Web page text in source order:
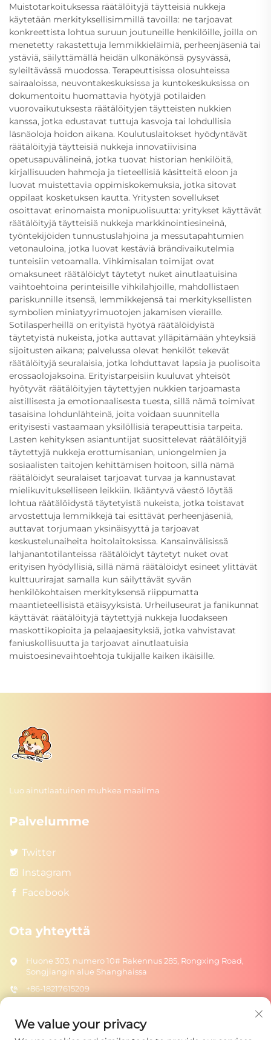
Muistotarkoituksessa räätälöityjä täytteisiä nukkeja
käytetään merkityksellisimmillä tavoilla: ne tarjoavat
konkreettista lohtua suruun joutuneille henkilöille, joilla on
menetetty rakastettuja lemmikkieläimiä, perheenjäseniä tai
ystäviä, säilyttämällä heidän ulkonäkönsä pysyvässä,
syleiltävässä muodossa. Terapeuttisissa olosuhteissa
sairaaloissa, neuvontakeskuksissa ja kuntokeskuksissa on
dokumentoitu huomattavia hyötyjä potilaiden
vuorovaikutuksesta räätälöityjen täytteisten nukkien
kanssa, jotka edustavat tuttuja kasvoja tai lohdullisia
läsnäoloja hoidon aikana. Koulutuslaitokset hyödyntävät
räätälöityjä täytteisiä nukkeja innovatiivisina
opetusapuvälineinä, jotka tuovat historian henkilöitä,
kirjallisuuden hahmoja ja tieteellisiä käsitteitä eloon ja
luovat muistettavia oppimiskokemuksia, jotka sitovat
oppilaat kosketuksen kautta. Yritysten sovellukset
osoittavat erinomaista monipuolisuutta: yritykset käyttävät
räätälöityjä täytteisiä nukkeja markkinointiesineinä,
työntekijöiden tunnustuslahjoina ja messutapahtumien
vetonauloina, jotka luovat kestäviä brändivaikutelmia
tunteisiin vetoamalla. Vihkimisalan toimijat ovat
omaksuneet räätälöidyt täytetyt nuket ainutlaatuisina
vaihtoehtoina perinteisille vihkilahjoille, mahdollistaen
pariskunnille itsensä, lemmikkejensä tai merkityksellisten
symbolien miniatyyrimuotojen jakamisen vieraille.
Sotilasperheillä on erityistä hyötyä räätälöidyistä
täytetyistä nukeista, jotka auttavat ylläpitämään yhteyksiä
sijoitusten aikana; palvelussa olevat henkilöt tekevät
räätälöityjä seuralaisia, jotka lohduttavat lapsia ja puolisoita
erossaolojaksoina. Erityistarpeisiin kuuluvat yhteisöt
hyötyvät räätälöityjen täytettyjen nukkien tarjoamasta
aistillisesta ja emotionaalisesta tuesta, sillä nämä toimivat
tasaisina lohdunlähteinä, joita voidaan suunnitella
erityisesti vastaamaan yksilöllisiä terapeuttisia tarpeita.
Lasten kehityksen asiantuntijat suosittelevat räätälöityjä
täytettyjä nukkeja erottumisanian, uniongelmien ja
sosiaalisten taitojen kehittämisen hoitoon, sillä nämä
räätälöidyt seuralaiset tarjoavat turvaa ja kannustavat
mielikuvitukselliseen leikkiin. Ikääntyvä väestö löytää
lohtua räätälöidystä täytetyistä nukeista, jotka toistavat
arvostettuja lemmikkejä tai esittävät perheenjäseniä,
auttavat torjumaan yksinäisyyttä ja tarjoavat
keskustelunaiheita hoitolaitoksissa. Kansainvälisissä
lahjanantotilanteissa räätälöidyt täytetyt nuket ovat
erityisen hyödyllisiä, sillä nämä räätälöidyt esineet ylittävät
kulttuurirajat samalla kun säilyttävät syvän
henkilökohtaisen merkityksensä riippumatta
maantieteellisistä etäisyyksistä. Urheiluseurat ja fanikunnat
käyttävät räätälöityjä täytettyjä nukkeja luodakseen
maskottikopioita ja pelaajaesityksiä, jotka vahvistavat
faniuskollisuutta ja tarjoavat ainutlaatuisia
muistoesinevaihtoehtoja tukijalle kaiken ikäisille.
Luo ainutlaatuinen muhkea maailma
Palvelumme
Twitter
Instagram
Facebook
Ota yhteyttä
Huone 303, numero 10# Rakennus 285, Rongxing Road,
Songjiangin alue Shanghaissa
+86-18217615209
We value your privacy